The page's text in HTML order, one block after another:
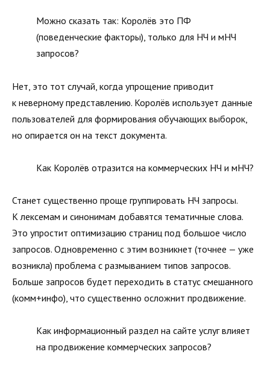
Можно сказать так: Королёв это ПФ
(поведенческие факторы), только для НЧ и мНЧ
запросов?
Нет, это тот случай, когда упрощение приводит
к неверному представлению. Королёв использует данные
пользователей для формирования обучающих выборок,
но опирается он на текст документа.
Как Королёв отразится на коммерческих НЧ и мНЧ?
Станет существенно проще группировать НЧ запросы.
К лексемам и синонимам добавятся тематичные слова.
Это упростит оптимизацию страниц под большое число
запросов. Одновременно с этим возникнет (точнее — уже
возникла) проблема с размыванием типов запросов.
Больше запросов будет переходить в статус смешанного
(комм+инфо), что существенно осложнит продвижение.
Как информационный раздел на сайте услуг влияет
на продвижение коммерческих запросов?